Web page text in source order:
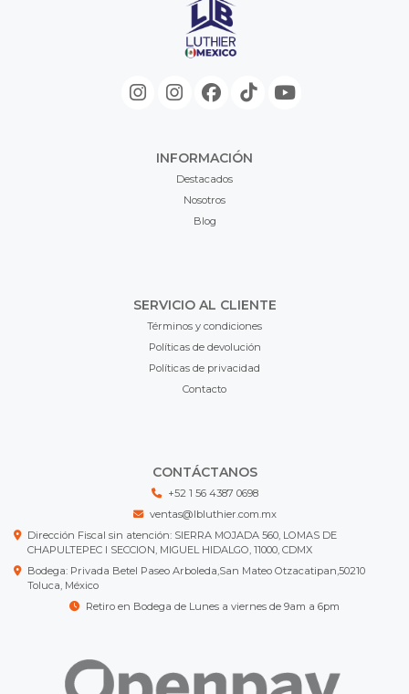
INFORMACIÓN
Destacados
Nosotros
Blog
SERVICIO AL CLIENTE
Términos y condiciones
Políticas de devolución
Políticas de privacidad
Contacto
CONTÁCTANOS
+52 1 56 4387 0698
ventas@lbluthier.com.mx
Dirección Fiscal sin atención: SIERRA MOJADA 560, LOMAS DE
CHAPULTEPEC I SECCION, MIGUEL HIDALGO, 11000, CDMX
Bodega: Privada Betel Paseo Arboleda,San Mateo Otzacatipan,50210
Toluca, México
Retiro en Bodega de Lunes a viernes de 9am a 6pm